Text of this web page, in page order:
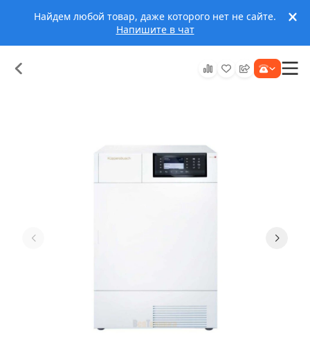
Найдем любой товар, даже которого нет не сайте.
Напишите в чат